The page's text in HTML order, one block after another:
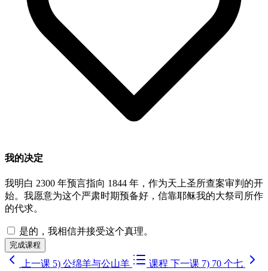
我的决定
我明白 2300 年预言指向 1844 年，作为天上圣所查案审判的开
始。我愿意为这个严肃时期预备好，信靠耶稣我的大祭司所作
的代求。
是的，我相信并接受这个真理。
完成课程
上一课 5) 公绵羊与公山羊 课程 下一课 7) 70 个七